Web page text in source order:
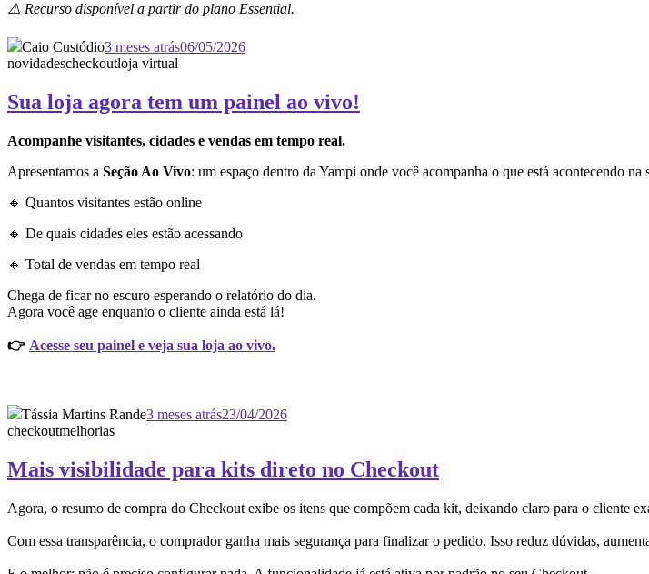
⚠️ Recurso disponível a partir do plano Essential.
Caio Custódio3 meses atrás06/05/2026
novidadescheckoutloja virtual
Sua loja agora tem um painel ao vivo!
Acompanhe visitantes, cidades e vendas em tempo real.
Apresentamos a Seção Ao Vivo: um espaço dentro da Yampi onde você acompanha o que está acontecendo na
🔸 Quantos visitantes estão online
🔸 De quais cidades eles estão acessando
🔸 Total de vendas em tempo real
Chega de ficar no escuro esperando o relatório do dia.
Agora você age enquanto o cliente ainda está lá!
👉 Acesse seu painel e veja sua loja ao vivo.
Tássia Martins Rande3 meses atrás23/04/2026
checkoutmelhorias
Mais visibilidade para kits direto no Checkout
Agora, o resumo de compra do Checkout exibe os itens que compõem cada kit, deixando claro para o cliente
Com essa transparência, o comprador ganha mais segurança para finalizar o pedido. Isso reduz dúvidas,